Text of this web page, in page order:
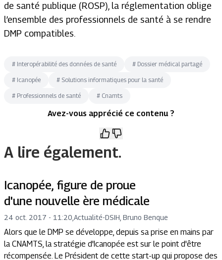
de santé publique (ROSP), la réglementation oblige
l’ensemble des professionnels de santé à se rendre
DMP compatibles.
# Interopérabilité des données de santé # Dossier médical partagé
# Icanopée # Solutions informatiques pour la santé
# Professionnels de santé # Cnamts
Avez-vous apprécié ce contenu ?
A lire également.
Icanopée, figure de proue
d'une nouvelle ère médicale
24 oct. 2017 - 11:20 Actualité-DSIH, Bruno Benque
Alors que le DMP se développe, depuis sa prise en mains par
la CNAMTS, la stratégie d'Icanopée est sur le point d'être
récompensée. Le Président de cette start-up qui propose des